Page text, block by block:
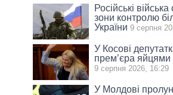
Російські
зони контролю
України 9 серпня
У Косові
прем’єра яйцями
9 серпня 2026, 16:29
У Молдові